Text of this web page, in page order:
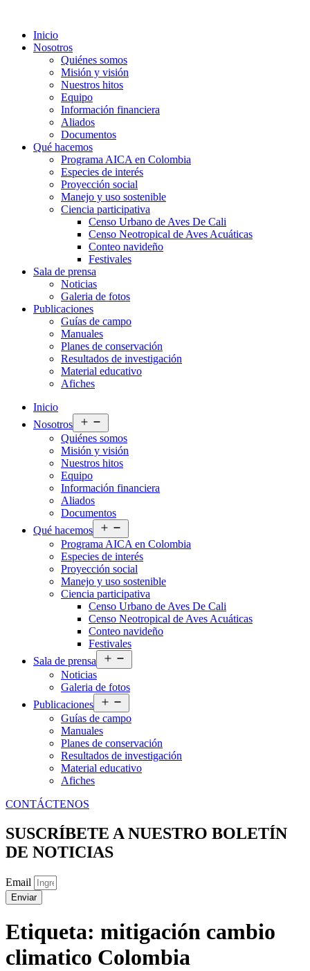
Inicio
Nosotros
Quiénes somos
Misión y visión
Nuestros hitos
Equipo
Información financiera
Aliados
Documentos
Qué hacemos
Programa AICA en Colombia
Especies de interés
Proyección social
Manejo y uso sostenible
Ciencia participativa
Censo Urbano de Aves De Cali
Censo Neotropical de Aves Acuáticas
Conteo navideño
Festivales
Sala de prensa
Noticias
Galeria de fotos
Publicaciones
Guías de campo
Manuales
Planes de conservación
Resultados de investigación
Material educativo
Afiches
Inicio
Nosotros
el
menú
Quiénes somos
Misión y visión
Nuestros hitos
Equipo
Información financiera
Aliados
Documentos
Qué hacemos
el
menú
Programa AICA en Colombia
Especies de interés
Proyección social
Manejo y uso sostenible
Ciencia participativa
Censo Urbano de Aves De Cali
Censo Neotropical de Aves Acuáticas
Conteo navideño
Festivales
Sala de prensa
el
Noticias
Galeria de fotos
Publicaciones
el
menú
Guías de campo
Manuales
Planes de conservación
Resultados de investigación
Material educativo
Afiches
CONTÁCTENOS
SUSCRÍBETE A NUESTRO BOLETÍN
DE NOTICIAS
Email
Enviar
Etiqueta: mitigación cambio
climatico Colombia